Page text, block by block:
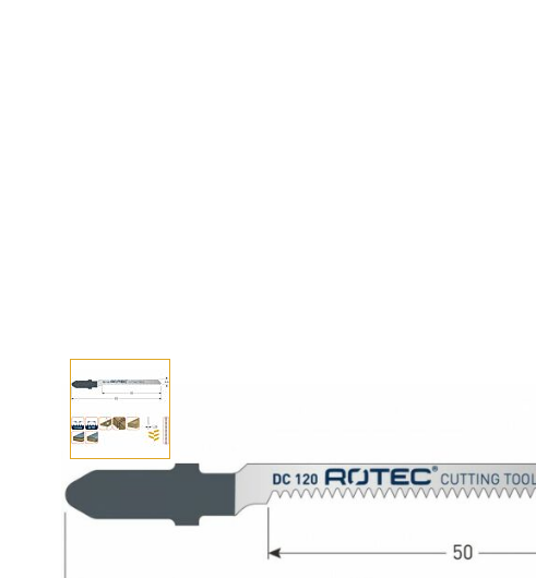
Afhalen? Kom gerust langs